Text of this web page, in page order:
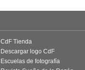
CdF Tienda
Descargar logo CdF
Escuelas de fotografía